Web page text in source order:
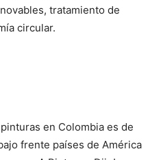
tratamiento de
circular.
en Colombia es de
frente países de América